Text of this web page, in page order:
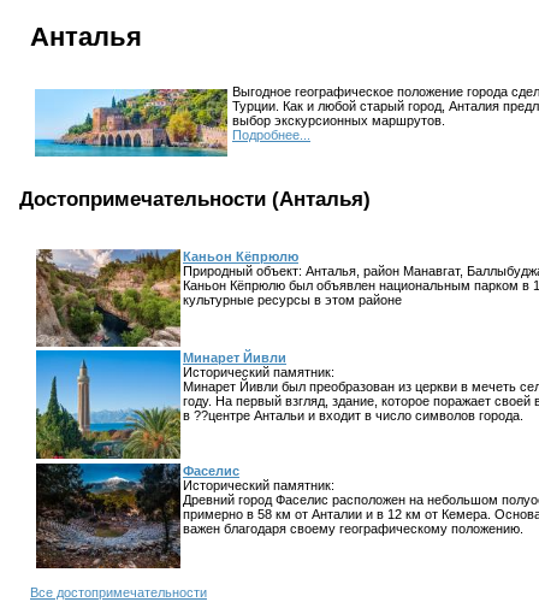
Анталья
Выгодное географическое положение города
Турции. Как и любой старый город, Анталия
выбор экскурсионных маршрутов.
Подробнее...
Достопримечательности (Анталья)
Каньон Кёпрюлю
Природный объект: Анталья, район Манавгат,
Каньон Кёпрюлю был объявлен национальным парком в
культурные ресурсы в этом районе
Минарет Йивли
Исторический памятник:
Минарет Йивли был преобразован из церкви в мечеть
году. На первый взгляд, здание, которое поражает
в ??центре Антальи и входит в число символов города.
Фаселис
Исторический памятник:
Древний город Фаселис расположен на небольшом
примерно в 58 км от Анталии и в 12 км от Кемера.
важен благодаря своему географическому положению.
Все достопримечательности